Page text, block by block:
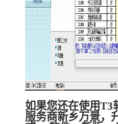
如果您还在使用T3
服务商新乡万景，